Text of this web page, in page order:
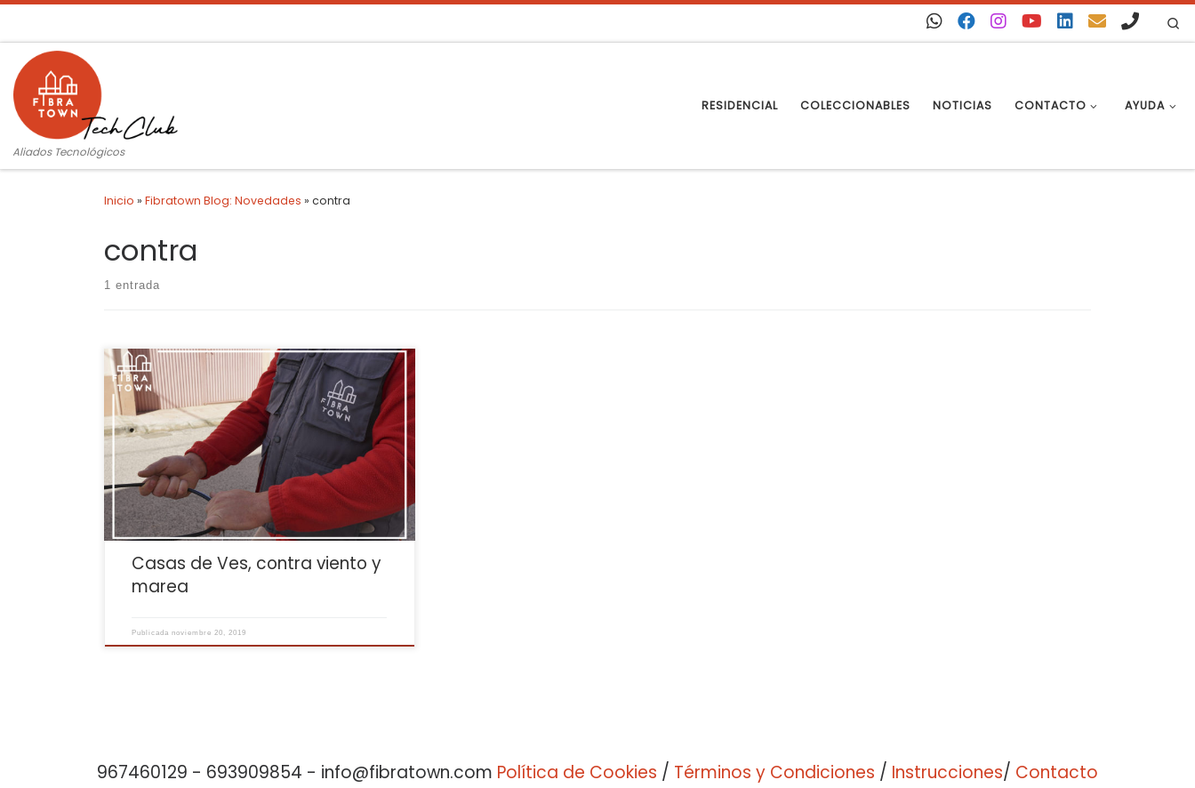
Aliados Tecnológicos
RESIDENCIAL COLECCIONABLES NOTICIAS CONTACTO AYUDA
Inicio » Fibratown Blog: Novedades » contra
contra
1 entrada
Desde Fibratown, siempre hemos apoyado y luchado
contra la despoblación de nuestros pueblos,
haciendo lo que más nos gusta, proveer Internet de
Calidad y Barato a todos los vecinos; además, Casas
de Ves es una cuna de cultura que se evidencia con
su banda de música; a pesar de ser […]
Casas de Ves, contra viento y
marea
Publicadanoviembre 20, 2019
967460129 - 693909854 - info@fibratown.com Política de Cookies / Términos y Condiciones / Instrucciones/ Contacto